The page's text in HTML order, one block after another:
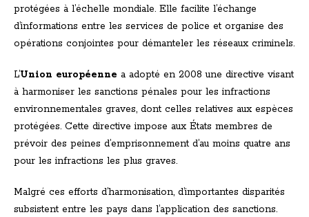
protégées à l’échelle mondiale. Elle facilite l’échange
d’informations entre les services de police et organise des
opérations conjointes pour démanteler les réseaux criminels.
L’Union européenne a adopté en 2008 une directive visant
à harmoniser les sanctions pénales pour les infractions
environnementales graves, dont celles relatives aux espèces
protégées. Cette directive impose aux États membres de
prévoir des peines d’emprisonnement d’au moins quatre ans
pour les infractions les plus graves.
Malgré ces efforts d’harmonisation, d’importantes disparités
subsistent entre les pays dans l’application des sanctions.